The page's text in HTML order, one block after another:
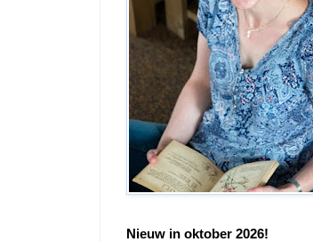
Nieuw in oktober 2026!